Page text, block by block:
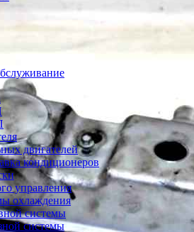
двигателей
кондиционеров
управления
охлаждения
системы
системы